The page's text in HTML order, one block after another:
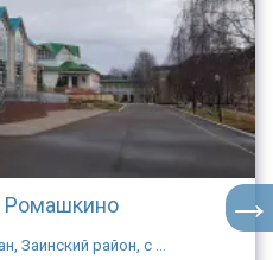
Ромашкино
Заинский район, с ...